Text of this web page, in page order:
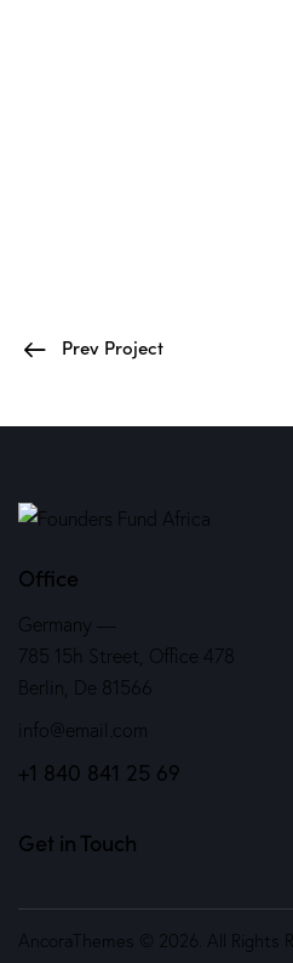
Prev Project
Office
Germany —
785 15h Street, Office 478
Berlin, De 81566
info@email.com
+1 840 841 25 69
Get in Touch
AncoraThemes © 2026. All Rights